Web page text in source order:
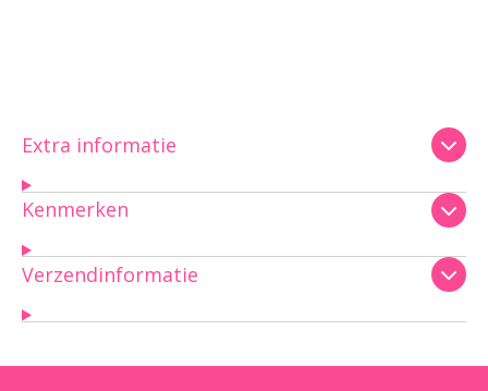
Extra informatie
Kenmerken
Verzendinformatie